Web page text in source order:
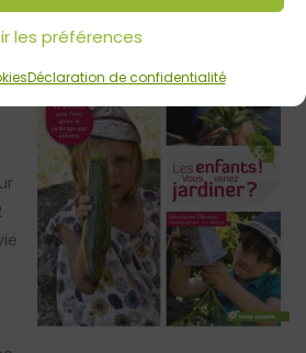
les préférences
Déclaration de confidentialité
le goût du jardinage aux enfants ? Il
: un coin de jardin, quelques gestes
à cultiver et des astuces pour